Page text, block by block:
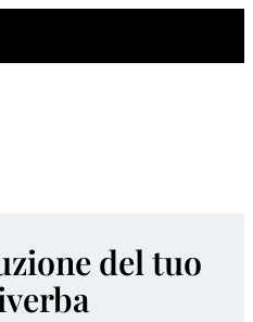
del tuo